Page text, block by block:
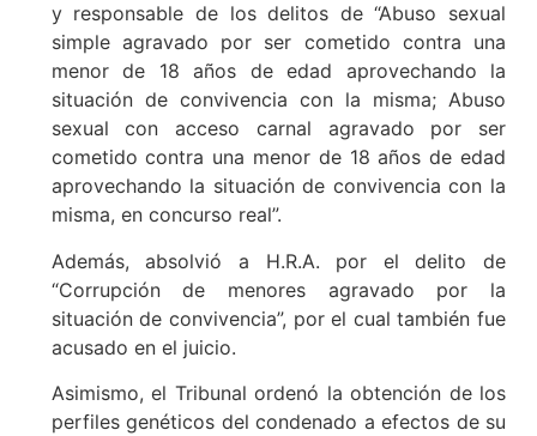
y responsable de los delitos de “Abuso sexual
simple agravado por ser cometido contra una
menor de 18 años de edad aprovechando la
situación de convivencia con la misma; Abuso
sexual con acceso carnal agravado por ser
cometido contra una menor de 18 años de edad
aprovechando la situación de convivencia con la
misma, en concurso real”.
Además, absolvió a H.R.A. por el delito de
“Corrupción de menores agravado por la
situación de convivencia”, por el cual también fue
acusado en el juicio.
Asimismo, el Tribunal ordenó la obtención de los
perfiles genéticos del condenado a efectos de su